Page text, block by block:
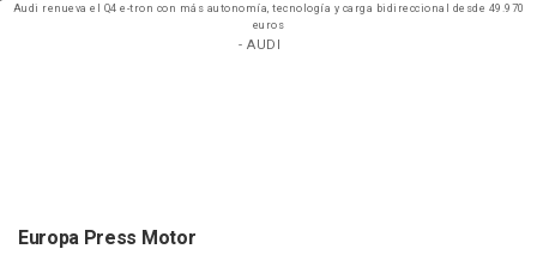
Audi renueva el Q4 e-tron con más autonomía, tecnología y carga bidireccional desde 49.970
euros
- AUDI
Europa Press Motor